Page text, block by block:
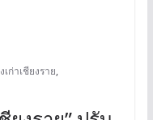
เก่าเชียงราย,